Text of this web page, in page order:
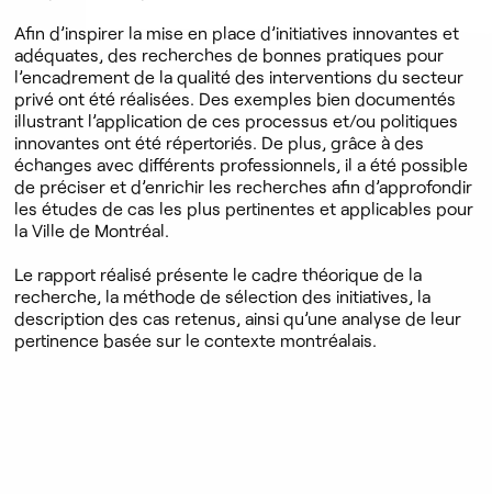
Afin d’inspirer la mise en place d’initiatives innovantes et
adéquates, des recherches de bonnes pratiques pour
l’encadrement de la qualité des interventions du secteur
privé ont été réalisées. Des exemples bien documentés
illustrant l’application de ces processus et/ou politiques
innovantes ont été répertoriés. De plus, grâce à des
échanges avec différents professionnels, il a été possible
de préciser et d’enrichir les recherches afin d’approfondir
les études de cas les plus pertinentes et applicables pour
la Ville de Montréal.
Le rapport réalisé présente le cadre théorique de la
recherche, la méthode de sélection des initiatives, la
description des cas retenus, ainsi qu’une analyse de leur
pertinence basée sur le contexte montréalais.